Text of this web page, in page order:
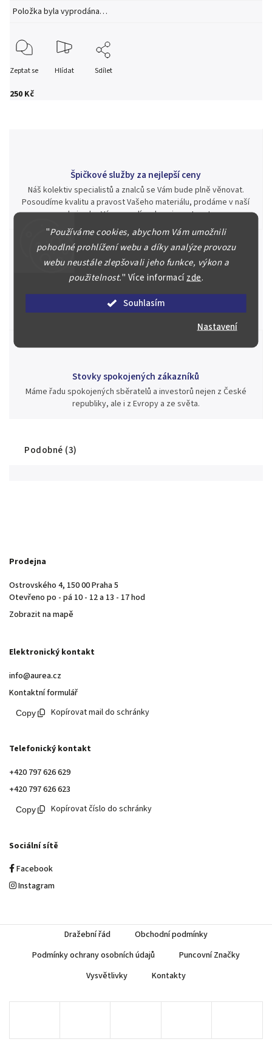
"Používáme cookies, abychom Vám umožnili
pohodlné prohlížení webu a díky analýze provozu
webu neustále zlepšovali jeho funkce, výkon a
použitelnost." Více informacízde.
Souhlasím
Nastavení
250 Kč
Položka byla vyprodána…
Zeptat se Hlídat Sdílet
Špičkové služby za nejlepší ceny
Náš kolektiv specialistů a znalců se Vám bude plně věnovat.
Posoudíme kvalitu a pravost Vašeho materiálu, prodáme v naší
aukci nebo Vám poradíme kam investovat.
Jsme zde pro Vás nepřetržitě již od roku 2000
jednotlivé kusy unikátních mincí, bankovek, řádů a vyznamenání
za rekordní ceny.
Stovky spokojených zákazníků
Máme řadu spokojených sběratelů a investorů nejen z České
republiky, ale i z Evropy a ze světa.
Podobné (3)
Prodejna
Ostrovského 4, 150 00 Praha 5
Otevřeno po - pá 10 - 12 a 13 - 17 hod
Zobrazit na mapě
Elektronický kontakt
info@aurea.cz
Kontaktní formulář
Kopírovat mail do schránky
Telefonický kontakt
+420 797 626 629
+420 797 626 623
Kopírovat číslo do schránky
Sociální sítě
Facebook
Instagram
Dražební řád
Obchodní podmínky
Podmínky ochrany osobních údajů
Puncovní Značky
Vysvětlivky
Kontakty